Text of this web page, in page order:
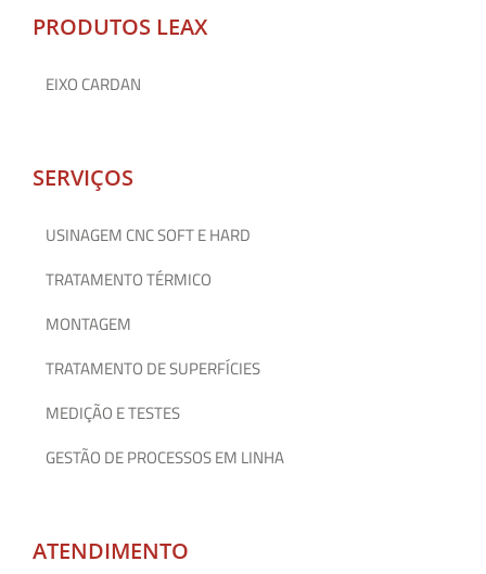
PRODUTOS LEAX
EIXO CARDAN
SERVIÇOS
USINAGEM CNC SOFT E HARD
TRATAMENTO TÉRMICO
MONTAGEM
TRATAMENTO DE SUPERFÍCIES
MEDIÇÃO E TESTES
GESTÃO DE PROCESSOS EM LINHA
ATENDIMENTO